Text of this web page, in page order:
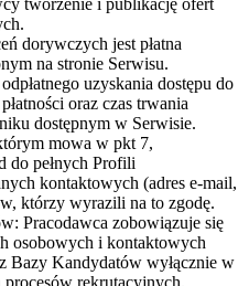
tworzenie i publikację ofert
dorywczych jest płatna
na stronie Serwisu.
uzyskania dostępu do
oraz czas trwania
dostępnym w Serwisie.
mowa w pkt 7,
do pełnych Profili
kontaktowych (adres e-mail,
którzy wyrazili na to zgodę.
Pracodawca zobowiązuje się
osobowych i kontaktowych
Bazy Kandydatów wyłącznie w